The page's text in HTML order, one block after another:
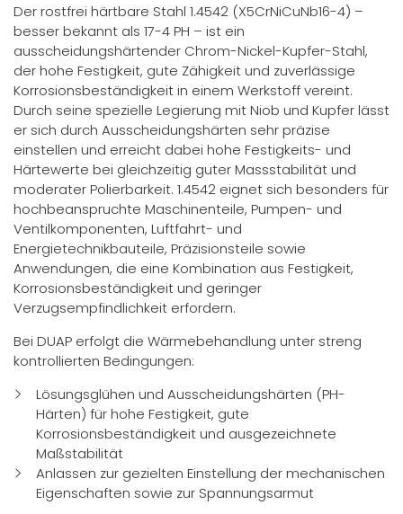
Der rostfrei härtbare Stahl 1.4542 (X5CrNiCuNb16-4) –
besser bekannt als 17-4 PH – ist ein
ausscheidungshärtender Chrom-Nickel-Kupfer-Stahl,
der hohe Festigkeit, gute Zähigkeit und zuverlässige
Korrosionsbeständigkeit in einem Werkstoff vereint.
Durch seine spezielle Legierung mit Niob und Kupfer lässt
er sich durch Ausscheidungshärten sehr präzise
einstellen und erreicht dabei hohe Festigkeits- und
Härtewerte bei gleichzeitig guter Massstabilität und
moderater Polierbarkeit. 1.4542 eignet sich besonders für
hochbeanspruchte Maschinenteile, Pumpen- und
Ventilkomponenten, Luftfahrt- und
Energietechnikbauteile, Präzisionsteile sowie
Anwendungen, die eine Kombination aus Festigkeit,
Korrosionsbeständigkeit und geringer
Verzugsempfindlichkeit erfordern.
Bei DUAP erfolgt die Wärmebehandlung unter streng
kontrollierten Bedingungen:
Lösungsglühen und Ausscheidungshärten (PH-
Härten) für hohe Festigkeit, gute
Korrosionsbeständigkeit und ausgezeichnete
Maßstabilität
Anlassen zur gezielten Einstellung der mechanischen
Eigenschaften sowie zur Spannungsarmut